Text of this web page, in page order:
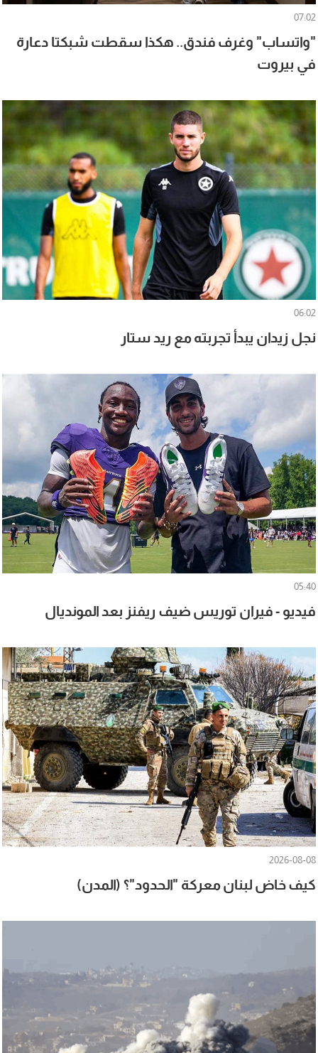
07:02
"واتساب" وغرف فندق.. هكذا سقطت شبكتا دعارة
في بيروت
06:02
نجل زيدان يبدأ تجربته مع ريد ستار
05:40
فيديو - فيران توريس ضيف ريفنز بعد المونديال
2026-08-08
كيف خاض لبنان معركة "الحدود"؟ (المدن)